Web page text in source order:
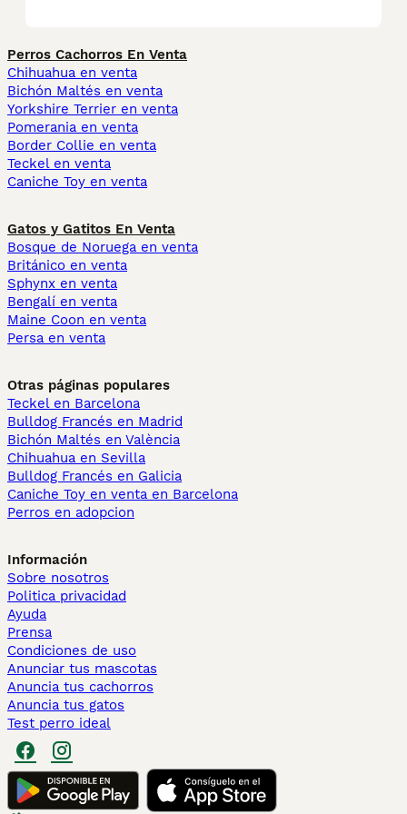
Perros Cachorros En Venta
Chihuahua en venta
Bichón Maltés en venta
Yorkshire Terrier en venta
Pomerania en venta
Border Collie en venta
Teckel en venta
Caniche Toy en venta
Gatos y Gatitos En Venta
Bosque de Noruega en venta
Británico en venta
Sphynx en venta
Bengalí en venta
Maine Coon en venta
Persa en venta
Otras páginas populares
Teckel en Barcelona
Bulldog Francés en Madrid
Bichón Maltés en València
Chihuahua en Sevilla
Bulldog Francés en Galicia
Caniche Toy en venta en Barcelona
Perros en adopcion
Información
Sobre nosotros
Politica privacidad
Ayuda
Prensa
Condiciones de uso
Anunciar tus mascotas
Anuncia tus cachorros
Anuncia tus gatos
Test perro ideal